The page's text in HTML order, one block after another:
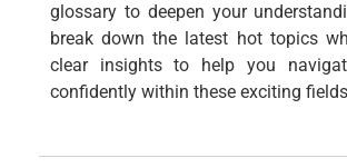
glossary to deepen your
break down the latest hot topics
clear insights to help you
confidently within these exciting